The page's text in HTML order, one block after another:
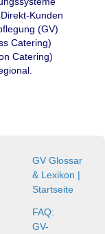
Kunden
(GV)
Catering)
Catering)
GV Glossar
& Lexikon |
Startseite
FAQ:
GV-